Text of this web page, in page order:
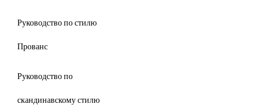
Руководство по стилю
Прованс
Руководство по
скандинавскому стилю